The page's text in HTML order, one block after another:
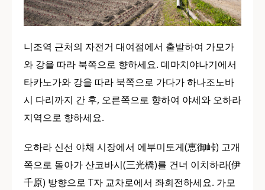
니조역 근처의 자전거 대여점에서 출발하여 가모가
와 강을 따라 북쪽으로 향하세요. 데마치야나기에서
타카노가와 강을 따라 북쪽으로 가다가 하나조노바
시 다리까지 간 후, 오른쪽으로 향하여 야세와 오하라
지역으로 향하세요.
오하라 신선 야채 시장에서 에부미토게(恵御峠) 고개
쪽으로 돌아가 산코바시(三光橋)를 건너 이치하라(伊
千原) 방향으로 T자 교차로에서 좌회전하세요. 가모